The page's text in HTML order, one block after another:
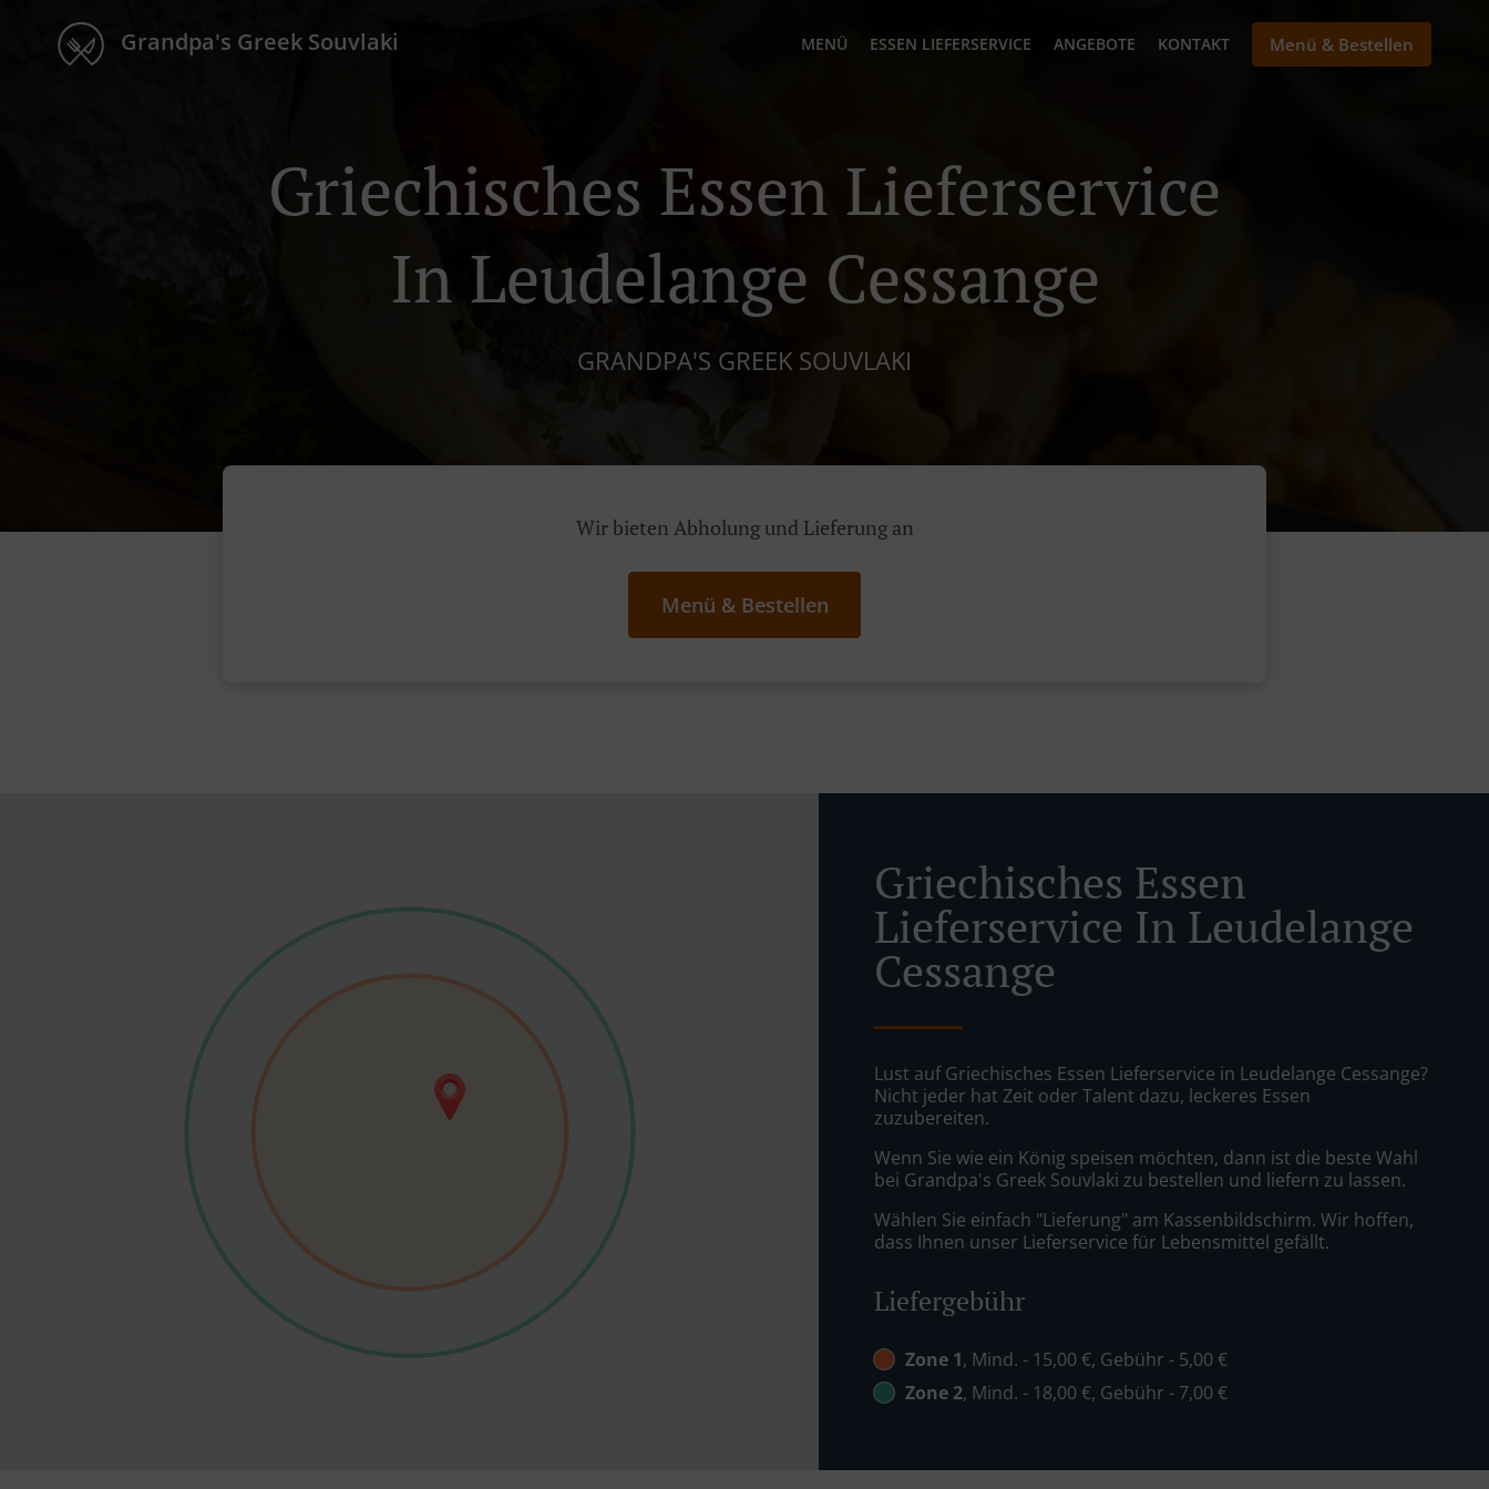
Grandpa's Greek Souvlaki MENÜ ESSEN LIEFERSERVICE ANGEBOTE KONTAKT Menü & Bestellen
Griechisches Essen Lieferservice
In Leudelange Cessange
GRANDPA'S GREEK SOUVLAKI
Wir bieten Abholung und Lieferung an
Menü & Bestellen
Griechisches Essen
Lieferservice In Leudelange
Cessange
Lust auf Griechisches Essen Lieferservice in Leudelange Cessange?
Nicht jeder hat Zeit oder Talent dazu, leckeres Essen
zuzubereiten.
Wenn Sie wie ein König speisen möchten, dann ist die beste Wahl
bei Grandpa's Greek Souvlaki zu bestellen und liefern zu lassen.
Wählen Sie einfach "Lieferung" am Kassenbildschirm. Wir hoffen,
dass Ihnen unser Lieferservice für Lebensmittel gefällt.
Liefergebühr
Zone 1, Mind. - 15,00 €, Gebühr - 5,00 €
Zone 2, Mind. - 18,00 €, Gebühr - 7,00 €